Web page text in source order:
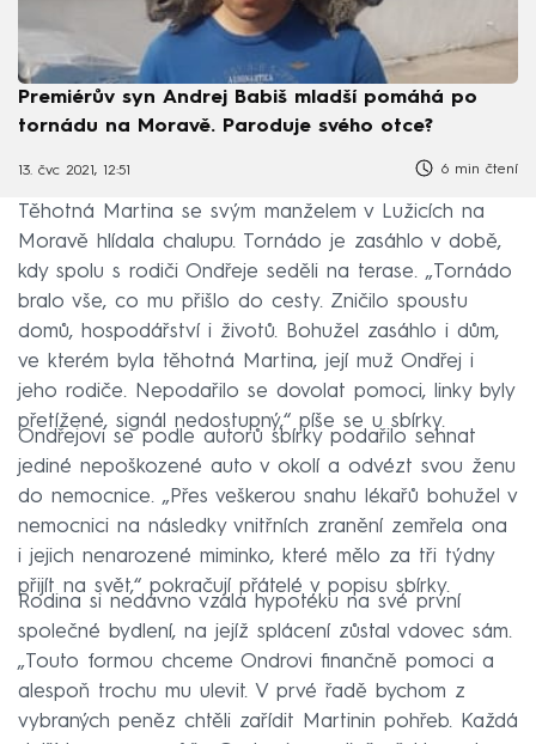
Premiérův syn Andrej Babiš mladší pomáhá po
tornádu na Moravě. Paroduje svého otce?
13. čvc 2021, 12:51 6 min čtení
Těhotná Martina se svým manželem v Lužicích na
Moravě hlídala chalupu. Tornádo je zasáhlo v době,
kdy spolu s rodiči Ondřeje seděli na terase. „Tornádo
bralo vše, co mu přišlo do cesty. Zničilo spoustu
domů, hospodářství i životů. Bohužel zasáhlo i dům,
ve kterém byla těhotná Martina, její muž Ondřej i
jeho rodiče. Nepodařilo se dovolat pomoci, linky byly
přetížené, signál nedostupný,“ píše se u sbírky.
Ondřejovi se podle autorů sbírky podařilo sehnat
jediné nepoškozené auto v okolí a odvézt svou ženu
do nemocnice. „Přes veškerou snahu lékařů bohužel v
nemocnici na následky vnitřních zranění zemřela ona
i jejich nenarozené miminko, které mělo za tři týdny
přijít na svět,“ pokračují přátelé v popisu sbírky.
Rodina si nedávno vzala hypotéku na své první
společné bydlení, na jejíž splácení zůstal vdovec sám.
„Touto formou chceme Ondrovi finančně pomoci a
alespoň trochu mu ulevit. V prvé řadě bychom z
vybraných peněz chtěli zařídit Martinin pohřeb. Každá